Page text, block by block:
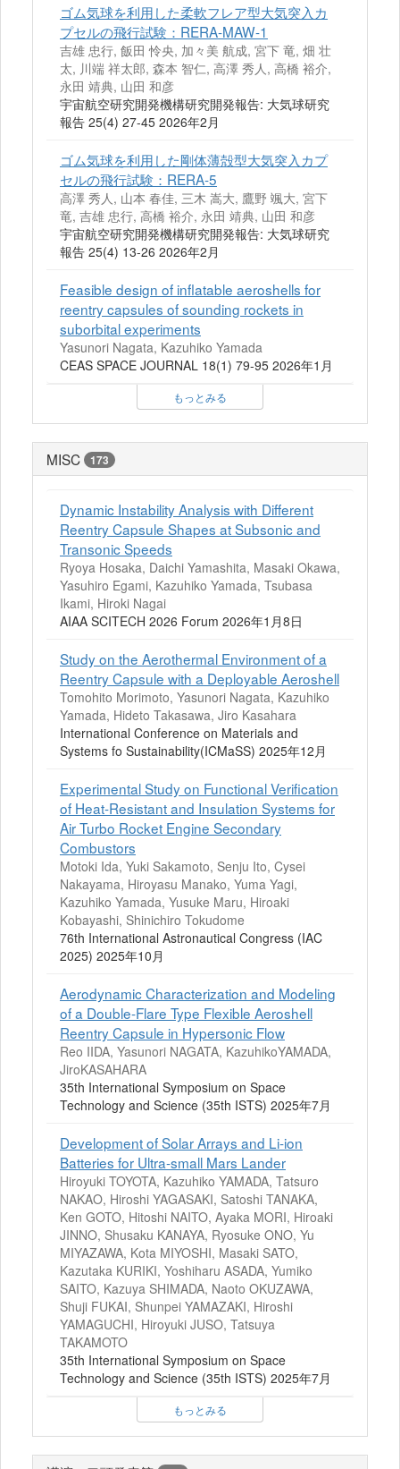
ゴム気球を利用した柔軟フレア型大気突入カ
プセルの飛行試験：RERA-MAW-1
吉雄 忠行, 飯田 怜央, 加々美 航成, 宮下 竜, 畑 壮
太, 川端 祥太郎, 森本 智仁, 高澤 秀人, 高橋 裕介,
永田 靖典, 山田 和彦
宇宙航空研究開発機構研究開発報告: 大気球研究
報告 25(4) 27-45 2026年2月
ゴム気球を利用した剛体薄殻型大気突入カプ
セルの飛行試験：RERA-5
高澤 秀人, 山本 春佳, 三木 嵩大, 鷹野 颯大, 宮下
竜, 吉雄 忠行, 高橋 裕介, 永田 靖典, 山田 和彦
宇宙航空研究開発機構研究開発報告: 大気球研究
報告 25(4) 13-26 2026年2月
Feasible design of inflatable aeroshells for
reentry capsules of sounding rockets in
suborbital experiments
Yasunori Nagata, Kazuhiko Yamada
CEAS SPACE JOURNAL 18(1) 79-95 2026年1月
もっとみる
MISC 173
Dynamic Instability Analysis with Different
Reentry Capsule Shapes at Subsonic and
Transonic Speeds
Ryoya Hosaka, Daichi Yamashita, Masaki Okawa,
Yasuhiro Egami, Kazuhiko Yamada, Tsubasa
Ikami, Hiroki Nagai
AIAA SCITECH 2026 Forum 2026年1月8日
Study on the Aerothermal Environment of a
Reentry Capsule with a Deployable Aeroshell
Tomohito Morimoto, Yasunori Nagata, Kazuhiko
Yamada, Hideto Takasawa, Jiro Kasahara
International Conference on Materials and
Systems fo Sustainability(ICMaSS) 2025年12月
Experimental Study on Functional Verification
of Heat-Resistant and Insulation Systems for
Air Turbo Rocket Engine Secondary
Combustors
Motoki Ida, Yuki Sakamoto, Senju Ito, Cysei
Nakayama, Hiroyasu Manako, Yuma Yagi,
Kazuhiko Yamada, Yusuke Maru, Hiroaki
Kobayashi, Shinichiro Tokudome
76th International Astronautical Congress (IAC
2025) 2025年10月
Aerodynamic Characterization and Modeling
of a Double-Flare Type Flexible Aeroshell
Reentry Capsule in Hypersonic Flow
Reo IIDA, Yasunori NAGATA, KazuhikoYAMADA,
JiroKASAHARA
35th International Symposium on Space
Technology and Science (35th ISTS) 2025年7月
Development of Solar Arrays and Li-ion
Batteries for Ultra-small Mars Lander
Hiroyuki TOYOTA, Kazuhiko YAMADA, Tatsuro
NAKAO, Hiroshi YAGASAKI, Satoshi TANAKA,
Ken GOTO, Hitoshi NAITO, Ayaka MORI, Hiroaki
JINNO, Shusaku KANAYA, Ryosuke ONO, Yu
MIYAZAWA, Kota MIYOSHI, Masaki SATO,
Kazutaka KURIKI, Yoshiharu ASADA, Yumiko
SAITO, Kazuya SHIMADA, Naoto OKUZAWA,
Shuji FUKAI, Shunpei YAMAZAKI, Hiroshi
YAMAGUCHI, Hiroyuki JUSO, Tatsuya
TAKAMOTO
35th International Symposium on Space
Technology and Science (35th ISTS) 2025年7月
もっとみる